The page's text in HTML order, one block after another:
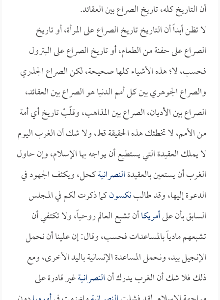
أن التاريخ كله، تاريخ الصراع بين العقائد.
لا تظن أبداً أن التاريخ تاريخ الصراع على المرأة، أو تاريخ
الصراع على حفنة من الطعام، أو تاريخ الصراع على البترول
فحسب، لا؛ هذه الأشياء كلها صحيحة، لكن الصراع الجذري
والصراع الجوهري بين كل أمم الدنيا هو الصراع بين العقائد،
الصراع بين الأديان، الصراع بين المذاهب، وقلّبْ تاريخ أي أمة
من الأمم، لا تخطئك هذه الحقيقة قط، ولا شك أن الغرب اليوم
لا يملك العقيدة التي يستطيع أن يواجه بها الإسلام، وإن حاول
الغرب أن يستعين بالعقيدةالنصرانيةكحل، ويكثف الجهود في
الدعوة إليها، وقد طالبنكسونكما ذكرت لكم في المجلس
السابق بأن علىأمريكاأن تشبع العالم روحياً، ولا تكتفي أن
تشبعهم مادياً بالمساعدات فحسب، وقال: إن علينا أن نحمل
الإنجيل بيد، ونحمل المساعدة الإنسانية باليد الأخرى، ومع
ذلك فلا شك أن الغرب يدرك أنالنصرانيةغير قادرة على